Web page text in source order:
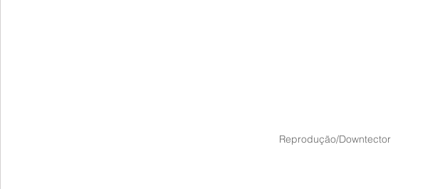
Reprodução/Downtector